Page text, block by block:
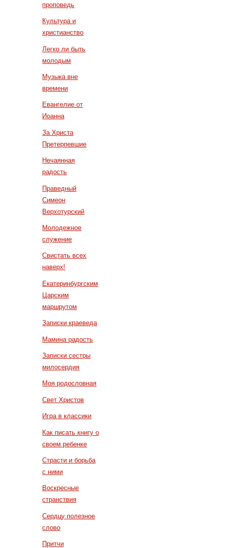
проповедь
Культура и
христианство
Легко ли быть
молодым
Музыка вне
времени
Евангелие от
Иоанна
За Христа
Претерпевшие
Нечаянная
радость
Праведный
Симеон
Верхотурский
Молодежное
служение
Свистать всех
наверх!
Екатеринбургским
Царским
маршрутом
Записки краеведа
Мамина радость
Записки сестры
милосердия
Моя родословная
Свет Христов
Игра в классики
Как писать книгу о
своем ребенке
Страсти и борьба
с ними
Воскресные
странствия
Сердцу полезное
слово
Притчи